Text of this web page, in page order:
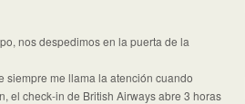
nos despedimos en la puerta de la
siempre me llama la atención cuando
el check-in de British Airways abre 3 horas